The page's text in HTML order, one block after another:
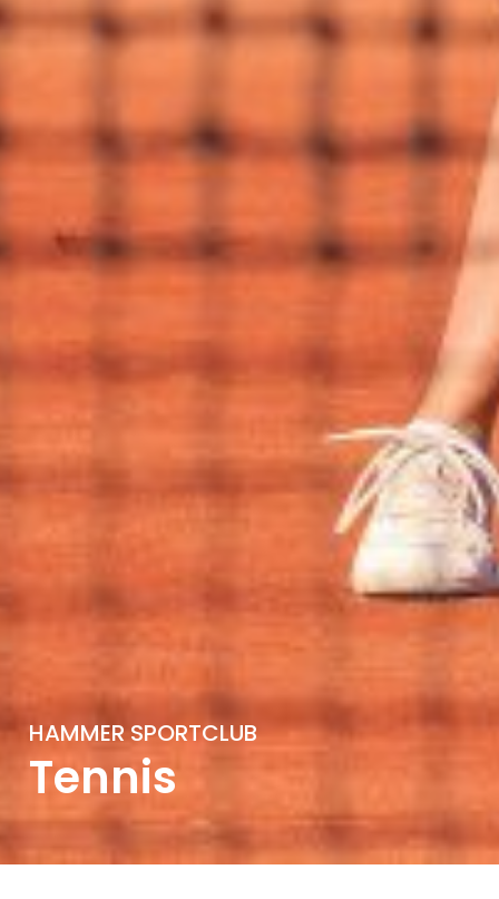
HAMMER SPORTCLUB
Tennis